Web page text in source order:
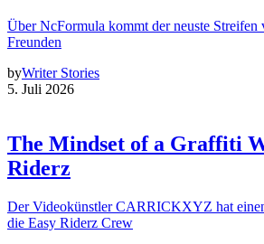
Über NcFormula kommt der neuste Streifen
Freunden
byWriter Stories
5. Juli 2026
The Mindset of a Graffiti
Riderz
Der Videokünstler CARRICKXYZ hat
die Easy Riderz Crew